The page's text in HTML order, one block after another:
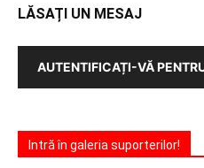
LĂSAȚI UN MESAJ
AUTENTIFICAȚI-VĂ
Intră în galeria suporterilor!